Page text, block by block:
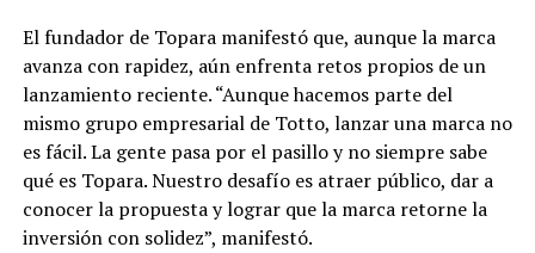
El fundador de Topara manifestó que, aunque la marca
avanza con rapidez, aún enfrenta retos propios de un
lanzamiento reciente. “Aunque hacemos parte del
mismo grupo empresarial de Totto, lanzar una marca no
es fácil. La gente pasa por el pasillo y no siempre sabe
qué es Topara. Nuestro desafío es atraer público, dar a
conocer la propuesta y lograr que la marca retorne la
inversión con solidez”, manifestó.